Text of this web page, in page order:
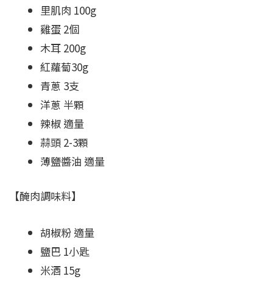
里肌肉 100g
雞蛋 2個
木耳 200g
紅蘿蔔30g
青蔥 3支
洋蔥 半顆
辣椒 適量
蒜頭 2-3顆
薄鹽醬油 適量
【醃肉調味料】
胡椒粉 適量
鹽巴 1小匙
米酒 15g